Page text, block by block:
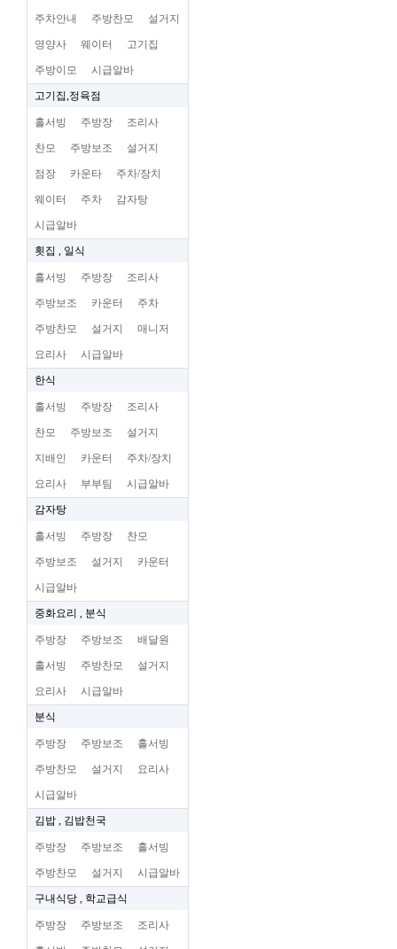
주차안내 주방찬모 설거지
영양사 웨이터 고기집
주방이모 시급알바
고기집,정육점
홀서빙 주방장 조리사
찬모 주방보조 설거지
점장 카운타 주차/장치
웨이터 주차 감자탕
시급알바
횟집 , 일식
홀서빙 주방장 조리사
주방보조 카운터 주차
주방찬모 설거지 매니저
요리사 시급알바
한식
홀서빙 주방장 조리사
찬모 주방보조 설거지
지배인 카운터 주차/장치
요리사 부부팀 시급알바
감자탕
홀서빙 주방장 찬모
주방보조 설거지 카운터
시급알바
중화요리 , 분식
주방장 주방보조 배달원
홀서빙 주방찬모 설거지
요리사 시급알바
분식
주방장 주방보조 홀서빙
주방찬모 설거지 요리사
시급알바
김밥 , 김밥천국
주방장 주방보조 홀서빙
주방찬모 설거지 시급알바
구내식당 , 학교급식
주방장 주방보조 조리사